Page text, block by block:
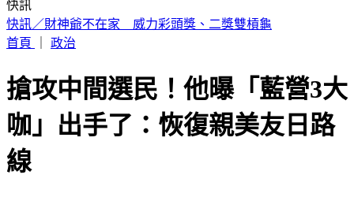
快訊
中國出入境新規將上路 陸委會曝「這類人」最危險
首頁
政治
搶攻中間選民！他曝「藍營3大
咖」出手了：恢復親美友日路
線